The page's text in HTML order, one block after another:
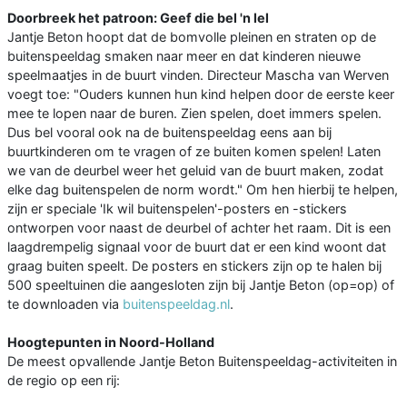
Doorbreek het patroon: Geef die bel 'n lel
Jantje Beton hoopt dat de bomvolle pleinen en straten op de
buitenspeeldag smaken naar meer en dat kinderen nieuwe
speelmaatjes in de buurt vinden. Directeur Mascha van Werven
voegt toe: "Ouders kunnen hun kind helpen door de eerste keer
mee te lopen naar de buren. Zien spelen, doet immers spelen.
Dus bel vooral ook na de buitenspeeldag eens aan bij
buurtkinderen om te vragen of ze buiten komen spelen! Laten
we van de deurbel weer het geluid van de buurt maken, zodat
elke dag buitenspelen de norm wordt." Om hen hierbij te helpen,
zijn er speciale 'Ik wil buitenspelen'-posters en -stickers
ontworpen voor naast de deurbel of achter het raam. Dit is een
laagdrempelig signaal voor de buurt dat er een kind woont dat
graag buiten speelt. De posters en stickers zijn op te halen bij
500 speeltuinen die aangesloten zijn bij Jantje Beton (op=op) of
te downloaden via buitenspeeldag.nl.
Hoogtepunten in Noord-Holland
De meest opvallende Jantje Beton Buitenspeeldag-activiteiten in
de regio op een rij: